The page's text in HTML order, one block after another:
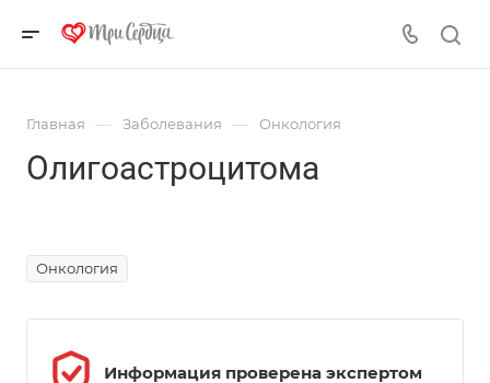
Главная — Заболевания — Онкология
Олигоастроцитома
Онкология
Информация проверена экспертом